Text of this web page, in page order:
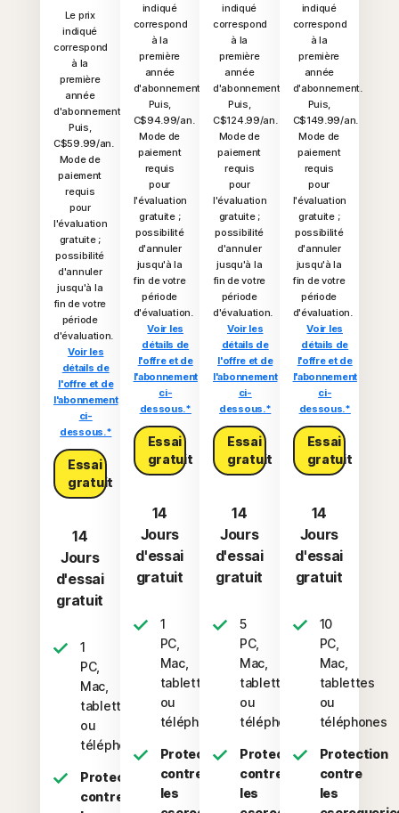
Le prix
indiqué
correspond
à la
première
année
d'abonnement.
Puis,
C$59.99/an.
Mode de
paiement
requis
pour
l'évaluation
gratuite ;
possibilité
d'annuler
jusqu'à la
fin de votre
période
d'évaluation.
Voir les
détails de
l'offre et de
l'abonnement
ci-
dessous.*
Essai
gratuit
14
Jours
d'essai
gratuit
1
PC,
Mac,
tablette
ou
téléphone
Protection
contre
indiqué
correspond
à la
première
année
d'abonnement.
Puis,
C$94.99/an.
Mode de
paiement
requis
pour
l'évaluation
gratuite ;
possibilité
d'annuler
jusqu'à la
fin de votre
période
d'évaluation.
Voir les
détails de
l'offre et de
l'abonnement
ci-
dessous.*
Essai
gratuit
14
Jours
d'essai
gratuit
1
PC,
Mac,
tablette
ou
téléphone
Protection
contre
les
indiqué
correspond
à la
première
année
d'abonnement.
Puis,
C$124.99/an.
Mode de
paiement
requis
pour
l'évaluation
gratuite ;
possibilité
d'annuler
jusqu'à la
fin de votre
période
d'évaluation.
Voir les
détails de
l'offre et de
l'abonnement
ci-
dessous.*
Essai
gratuit
14
Jours
d'essai
gratuit
5
PC,
Mac,
tablettes
ou
téléphones
Protection
contre
les
indiqué
correspond
à la
première
année
d'abonnement.
Puis,
C$149.99/an.
Mode de
paiement
requis
pour
l'évaluation
gratuite ;
possibilité
d'annuler
jusqu'à la
fin de votre
période
d'évaluation.
Voir les
détails de
l'offre et de
l'abonnement
ci-
dessous.*
Essai
gratuit
14
Jours
d'essai
gratuit
10
PC,
Mac,
tablettes
ou
téléphones
Protection
contre
les